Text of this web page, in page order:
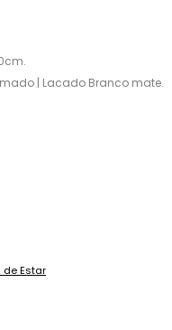
| Lacado Branco mate.
de Estar